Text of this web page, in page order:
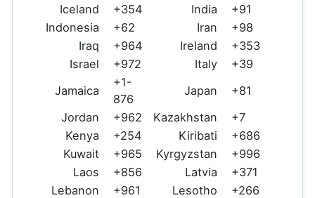
Iceland
+354 India
+91
Indonesia
+62 Iran
+98
Iraq
+964 Ireland
+353
Israel
+972 Italy
+39
Jamaica
+1-
876
Japan
+81
Jordan
+962 Kazakhstan
+7
Kenya
+254 Kiribati
+686
Kuwait
+965 Kyrgyzstan
+996
Laos
+856 Latvia
+371
Lebanon
+961 Lesotho
+266